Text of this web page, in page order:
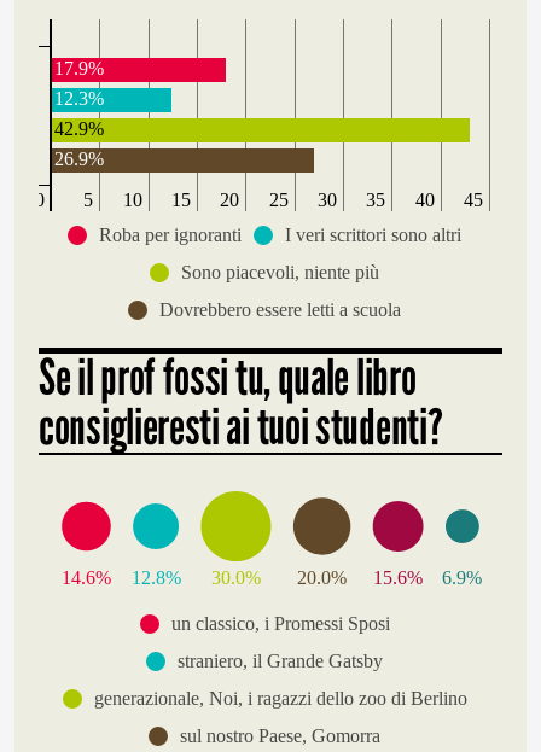
0 5 10 15 20 25 30 35 40 45
17.9%
12.3%
42.9%
26.9%
Roba per ignoranti
I veri scrittori sono altri
Sono piacevoli, niente più
Dovrebbero essere letti a scuola
Se il prof fossi tu, quale libro
consiglieresti ai tuoi studenti?
14.6% 12.8% 30.0% 20.0% 15.6% 6.9%
un classico, i Promessi Sposi
straniero, il Grande Gatsby
generazionale, Noi, i ragazzi dello zoo di Berlino
sul nostro Paese, Gomorra